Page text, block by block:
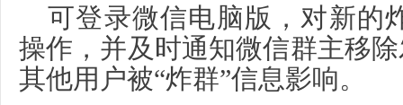
可登录微信电脑版，对新的
操作，并及时通知微信群主移
其他用户被“炸群”信息影响。